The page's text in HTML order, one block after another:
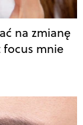
na zmianę
mnie